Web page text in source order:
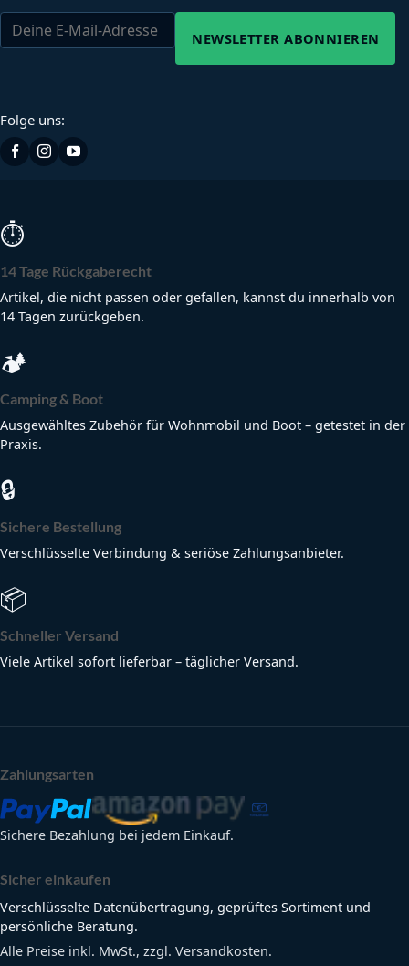
NEWSLETTER ABONNIEREN
Folge uns:
⏱
14 Tage Rückgaberecht
Artikel, die nicht passen oder gefallen, kannst du innerhalb von
14 Tagen zurückgeben.
🏕
Camping & Boot
Ausgewähltes Zubehör für Wohnmobil und Boot – getestet in der
Praxis.
🔒
Sichere Bestellung
Verschlüsselte Verbindung & seriöse Zahlungsanbieter.
📦
Schneller Versand
Viele Artikel sofort lieferbar – täglicher Versand.
Zahlungsarten
Sichere Bezahlung bei jedem Einkauf.
Sicher einkaufen
Verschlüsselte Datenübertragung, geprüftes Sortiment und
persönliche Beratung.
Alle Preise inkl. MwSt., zzgl. Versandkosten.